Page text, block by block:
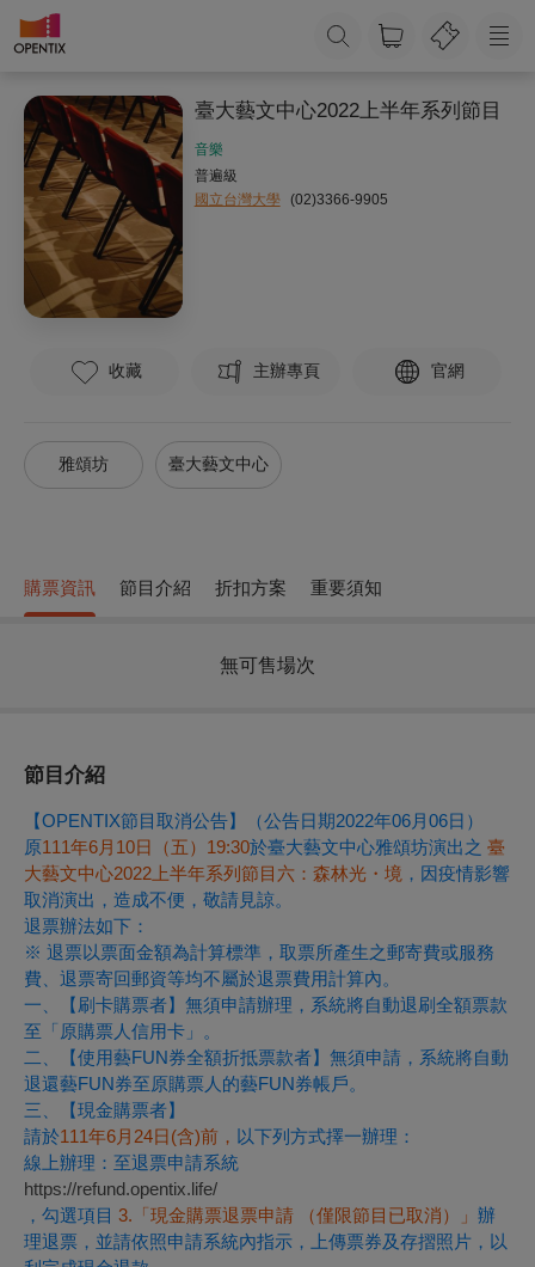
臺大藝文中心2022上半年系列節目
音樂
普遍級
國立台灣大學 (02)3366-9905
收藏 主辦專頁 官網
雅頌坊 臺大藝文中心
購票資訊 節目介紹 折扣方案 重要須知
無可售場次
節目介紹
【OPENTIX節目取消公告】
（公告日期2022年06月06日）
原111年6月10日（五）19:30於臺大藝文中心雅頌坊演出之 臺
大藝文中心2022上半年系列節目六：森林光・境 ，因疫情影響
取消演出，造成不便，敬請見諒。
退票辦法如下：
※ 退票以票面金額為計算標準，取票所產生之郵寄費或服務
費、退票寄回郵資等均不屬於退票費用計算內。
一、【刷卡購票者】無須申請辦理，系統將自動退刷全額票款
至「原購票人信用卡」。
二、【使用藝FUN券全額折抵票款者】無須申請，系統將自動
退還藝FUN券至原購票人的藝FUN券帳戶。
三、【現金購票者】
請於111年6月24日(含)前， 以下列方式擇一辦理：
線上辦理：至退票申請系統
https://refund.opentix.life/
，勾選項目 3.「現金購票退票申請 （僅限節目已取消）」 辦
理退票，並請依照申請系統內指示，上傳票券及存摺照片，以